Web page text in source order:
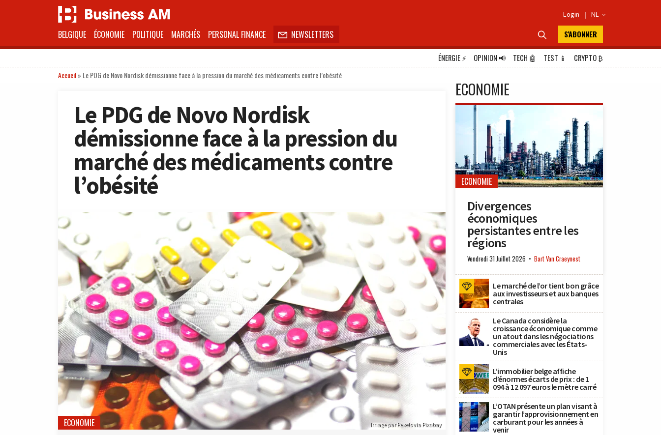
Login | NL 
BELGIQUE ÉCONOMIE POLITIQUE MARCHÉS PERSONAL FINANCE  NEWSLETTERS  S'ABONNER
ÉNERGIE⚡ OPINION📢 TECH 🤖 TEST 📱 CRYPTO₿
Accueil» Le PDG de Novo Nordisk démissionne face à la pression du marché des médicaments contre l’obésité
Le PDG de Novo Nordisk
démissionne face à la pression du
marché des médicaments contre
l’obésité
Image par Pexels via Pixabay
ECONOMIE
ECONOMIE
ECONOMIE
Divergences
économiques
persistantes entre les
régions
Vendredi 31 Juillet 2026 Bart Van Craeynest
Le marché de l’or tient bon grâce
aux investisseurs et aux banques
centrales
Le Canada considère la
croissance économique comme
un atout dans les négociations
commerciales avec les États-
Unis
L’immobilier belge affiche
d’énormes écarts de prix : de 1
094 à 12 097 euros le mètre carré
L’OTAN présente un plan visant à
garantir l’approvisionnement en
carburant pour les années à
venir